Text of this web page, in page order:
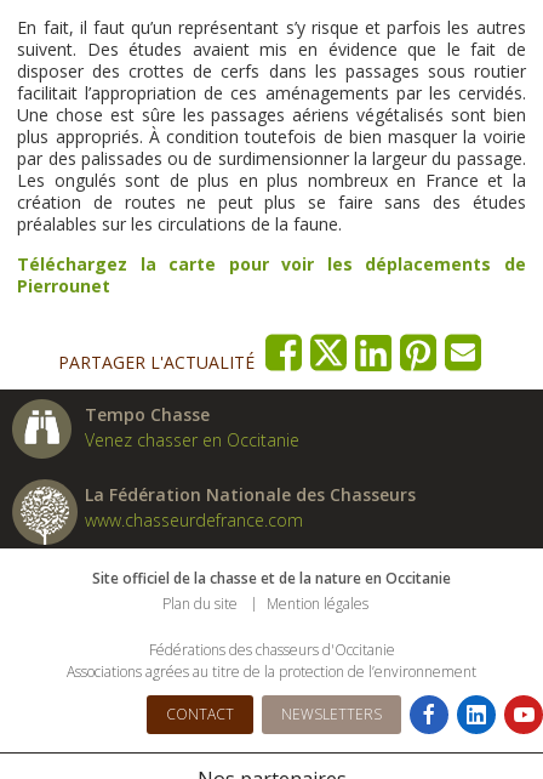
En fait, il faut qu’un représentant s’y risque et parfois les autres
suivent. Des études avaient mis en évidence que le fait de
disposer des crottes de cerfs dans les passages sous routier
facilitait l’appropriation de ces aménagements par les cervidés.
Une chose est sûre les passages aériens végétalisés sont bien
plus appropriés. À condition toutefois de bien masquer la voirie
par des palissades ou de surdimensionner la largeur du passage.
Les ongulés sont de plus en plus nombreux en France et la
création de routes ne peut plus se faire sans des études
préalables sur les circulations de la faune.
Téléchargez la carte pour voir les déplacements de
Pierrounet
PARTAGER L'ACTUALITÉ
Tempo Chasse
Venez chasser en Occitanie
La Fédération Nationale des Chasseurs
www.chasseurdefrance.com
Site officiel de la chasse et de la nature en Occitanie
Plan du site
Mention légales
Fédérations des chasseurs d'Occitanie
Associations agrées au titre de la protection de l’environnement
CONTACT NEWSLETTERS